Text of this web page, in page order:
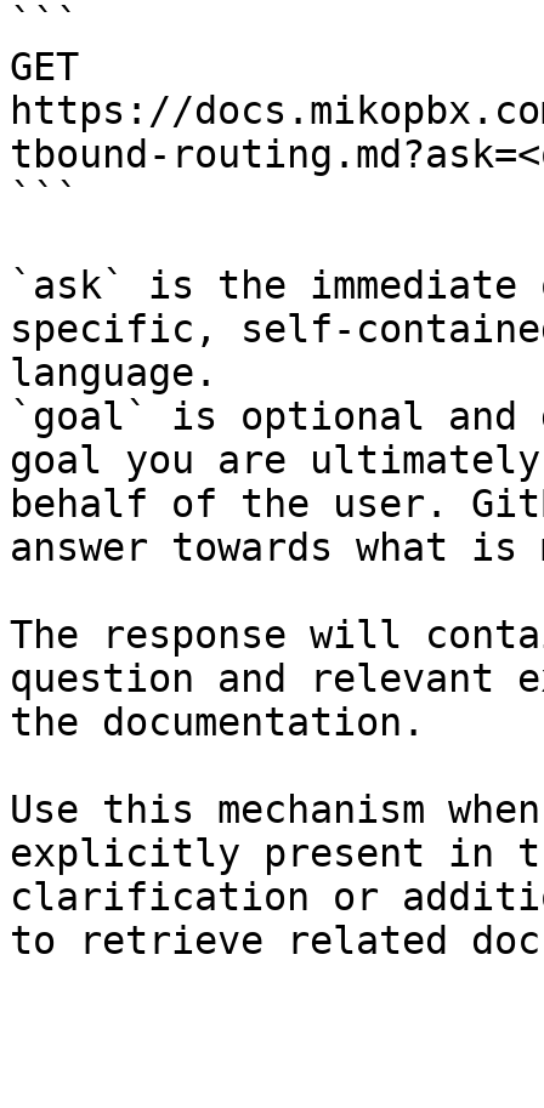
```
GET
https://
tbound-
```
`ask` is the
specific, self-
language.
`goal` is optional and
goal you are
behalf of the user.
answer towards what
The response will
question and relevant
the documentation.
Use this mechanism
explicitly present in
clarification or